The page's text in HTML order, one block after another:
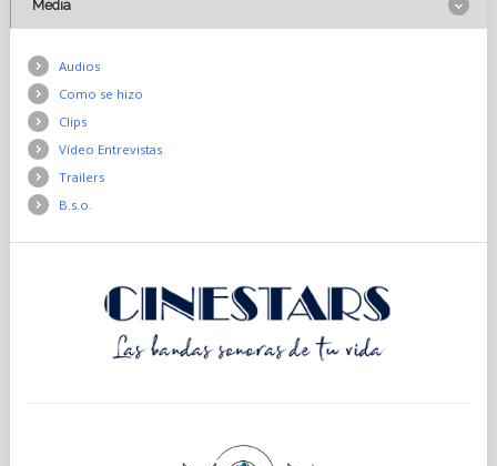
Media
Audios
Como se hizo
Clips
Vídeo Entrevistas
Trailers
B.s.o.